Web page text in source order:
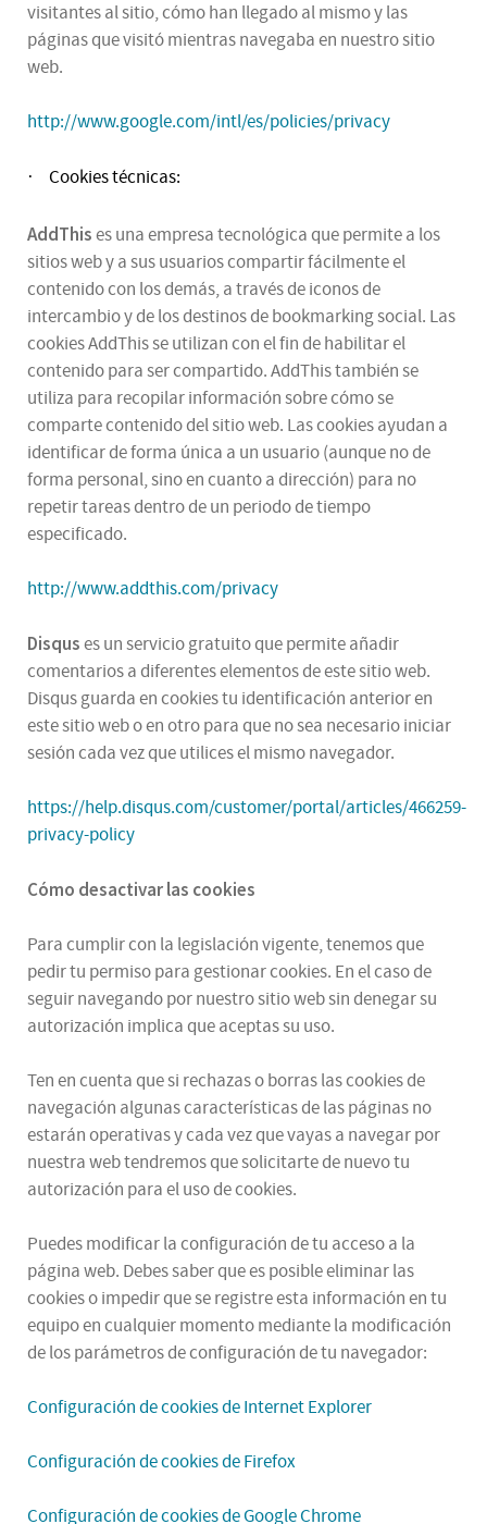
visitantes al sitio, cómo han llegado al mismo y las
páginas que visitó mientras navegaba en nuestro sitio
web.
http://www.google.com/intl/es/policies/privacy
· Cookies técnicas:
AddThises una empresa tecnológica que permite a los
sitios web y a sus usuarios compartir fácilmente el
contenido con los demás, a través de iconos de
intercambio y de los destinos de bookmarking social. Las
cookies AddThis se utilizan con el fin de habilitar el
contenido para ser compartido. AddThis también se
utiliza para recopilar información sobre cómo se
comparte contenido del sitio web. Las cookies ayudan a
identificar de forma única a un usuario (aunque no de
forma personal, sino en cuanto a dirección) para no
repetir tareas dentro de un periodo de tiempo
especificado.
http://www.addthis.com/privacy
Disquses un servicio gratuito que permite añadir
comentarios a diferentes elementos de este sitio web.
Disqus guarda en cookies tu identificación anterior en
este sitio web o en otro para que no sea necesario iniciar
sesión cada vez que utilices el mismo navegador.
https://help.disqus.com/customer/portal/articles/466259-
privacy-policy
Cómo desactivar las cookies
Para cumplir con la legislación vigente, tenemos que
pedir tu permiso para gestionar cookies. En el caso de
seguir navegando por nuestro sitio web sin denegar su
autorización implica que aceptas su uso.
Ten en cuenta que si rechazas o borras las cookies de
navegación algunas características de las páginas no
estarán operativas y cada vez que vayas a navegar por
nuestra web tendremos que solicitarte de nuevo tu
autorización para el uso de cookies.
Puedes modificar la configuración de tu acceso a la
página web. Debes saber que es posible eliminar las
cookies o impedir que se registre esta información en tu
equipo en cualquier momento mediante la modificación
de los parámetros de configuración de tu navegador:
Configuración de cookies de Internet Explorer
Configuración de cookies de Firefox
Configuración de cookies de Google Chrome